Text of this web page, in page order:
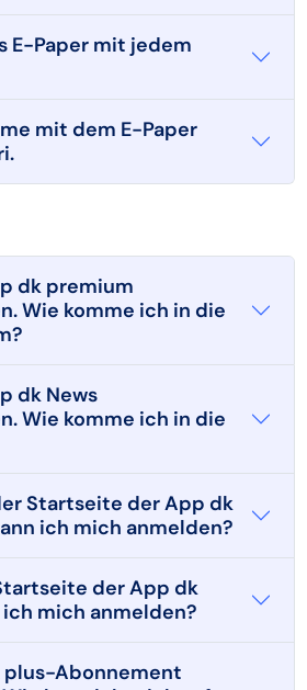
E-Paper mit jedem
mit dem E-Paper
dk premium
Wie komme ich in die
dk News
Wie komme ich in die
Startseite der App dk
ich mich anmelden?
der App dk
ich mich anmelden?
plus-Abonnement